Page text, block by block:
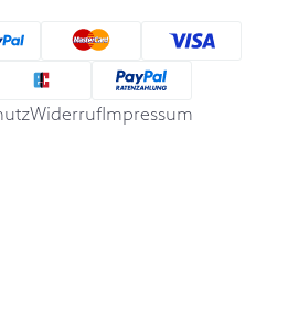
WiderrufImpressum